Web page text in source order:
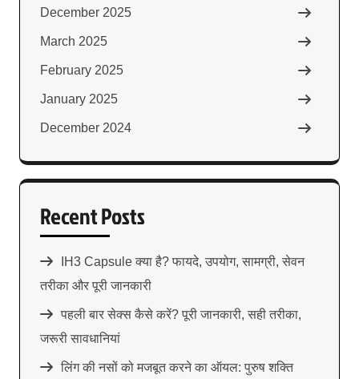
December 2025
March 2025
February 2025
January 2025
December 2024
Recent Posts
IH3 Capsule क्या है? फायदे, उपयोग, सामग्री, सेवन
तरीका और पूरी जानकारी
पहली बार सेक्स कैसे करें? पूरी जानकारी, सही तरीका,
जरूरी सावधानियां
लिंग की नसों को मजबूत करने का ऑयल: पुरुष शक्ति